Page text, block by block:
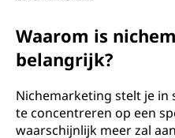
Waarom is
belangrijk?
Nichemarketing stelt je in
te concentreren op een
waarschijnlijk meer zal